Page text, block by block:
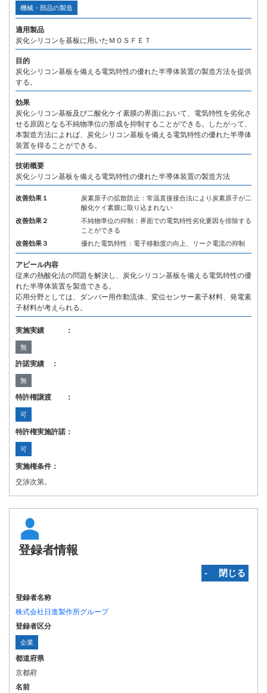
機械・部品の製造
適用製品
炭化シリコンを基板に用いたＭＯＳＦＥＴ
目的
炭化シリコン基板を備える電気特性の優れた半導体装置の製造方法を提供
する。
効果
炭化シリコン基板及び二酸化ケイ素膜の界面において、電気特性を劣化さ
せる原因となる不純物準位の形成を抑制することができる。したがって、
本製造方法によれば、炭化シリコン基板を備える電気特性の優れた半導体
装置を得ることができる。
技術概要
炭化シリコン基板を備える電気特性の優れた半導体装置の製造方法
改善効果１
炭素原子の拡散防止：常温直接接合法により炭素原子が二
酸化ケイ素膜に取り込まれない
改善効果２
不純物準位の抑制：界面での電気特性劣化要因を排除する
ことができる
改善効果３
優れた電気特性：電子移動度の向上、リーク電流の抑制
アピール内容
従来の熱酸化法の問題を解決し、炭化シリコン基板を備える電気特性の優
れた半導体装置を製造できる。
応用分野としては、ダンパー用作動流体、変位センサー素子材料、発電素
子材料が考えられる。
実施実績 ：
無
許諾実績 ：
無
特許権譲渡 ：
可
特許権実施許諾：
可
実施権条件：
交渉次第。
登録者情報
‐ 閉じる
登録者名称
株式会社日進製作所グループ
登録者区分
企業
都道府県
京都府
名前